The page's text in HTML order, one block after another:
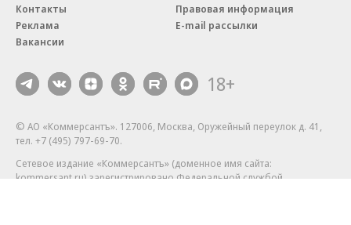
Контакты
Реклама
Вакансии
Правовая информация
E-mail рассылки
18+
© АО «Коммерсантъ». 127006, Москва, Оружейный переулок д. 41,
тел. +7 (495) 797-69-70.
Сетевое издание «Коммерсантъ» (доменное имя сайта:
kommersant.ru) зарегистрировано Федеральной службой